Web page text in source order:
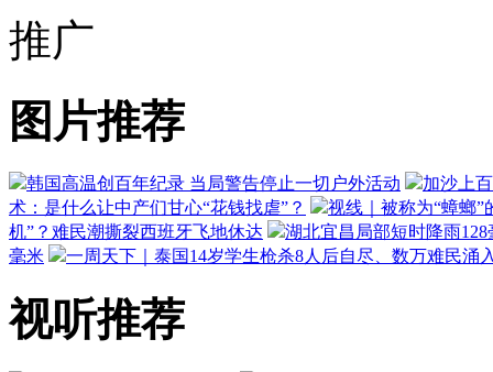
推广
图片推荐
韩国高温创百年纪录 当局警告停止一切户外活动
加沙上
术：是什么让中产们甘心“花钱找虐”？
视线｜被称为“蟑螂
机”？难民潮撕裂西班牙飞地休达
湖北宜昌局部短时降雨
毫米
一周天下｜泰国14岁学生枪杀8人后自尽、数万难民涌
视听推荐